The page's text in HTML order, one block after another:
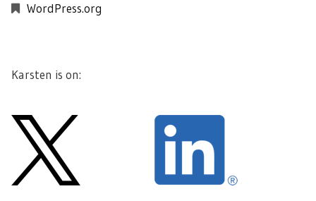
WordPress.org
Karsten is on: